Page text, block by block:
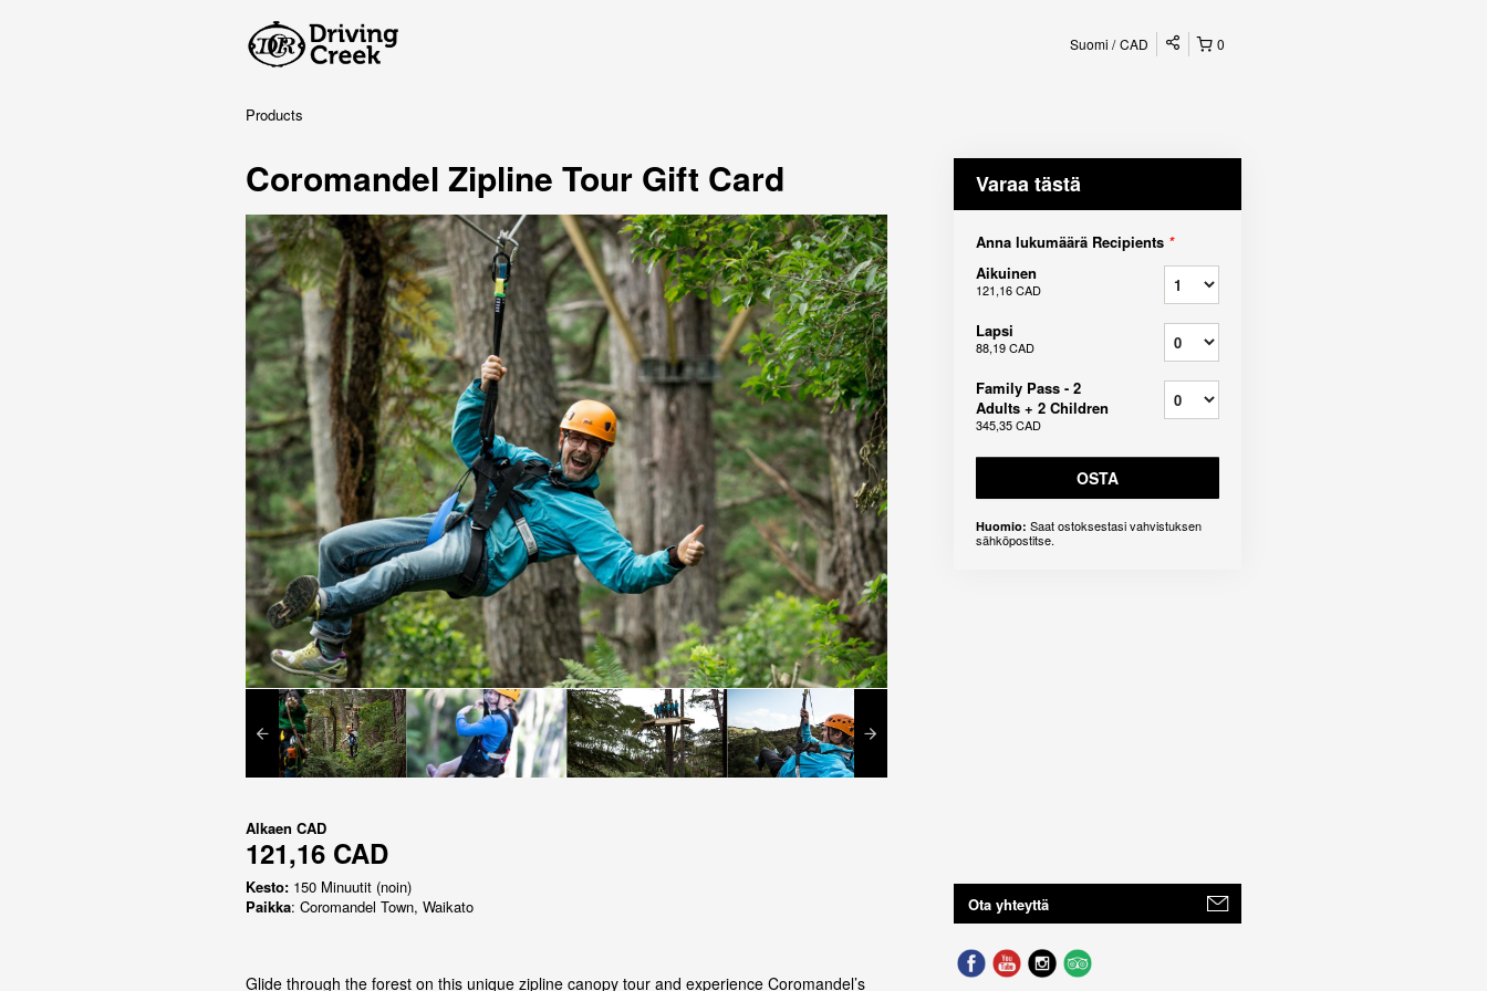
0
Suomi CAD
Products
Coromandel Zipline Tour Gift Card
Alkaen CAD
121,16 CAD
Kesto: 150 Minuutit (noin)
Paikka: Coromandel Town, Waikato
Glide through the forest on this unique zipline canopy tour and experience Coromandel’s
Varaa tästä
Anna lukumäärä Recipients *
Aikuinen
121,16 CAD
Lapsi
88,19 CAD
Family Pass - 2
Adults + 2 Children
345,35 CAD
OSTA
Huomio: Saat ostoksestasi vahvistuksen
sähköpostitse.
Ota yhteyttä